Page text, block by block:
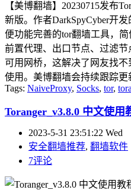
【美博翻墙】20230715发布
新版。作者DarkSpyCyber开
便功能完善的tor翻墙工具，
前置代理、出口节点、过滤
可用网桥，这解决了网友找
使用。美博翻墙会持续跟踪更
Tags: NaiveProxy, Socks, tor,
Toranger_v3.8.0 中文使用
2023-5-31 23:51:22 Wed
安全翻墙推荐, 翻墙软件
7评论